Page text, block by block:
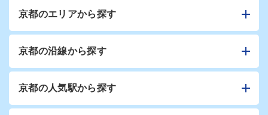
京都のエリアから探す
京都の沿線から探す
京都の人気駅から探す